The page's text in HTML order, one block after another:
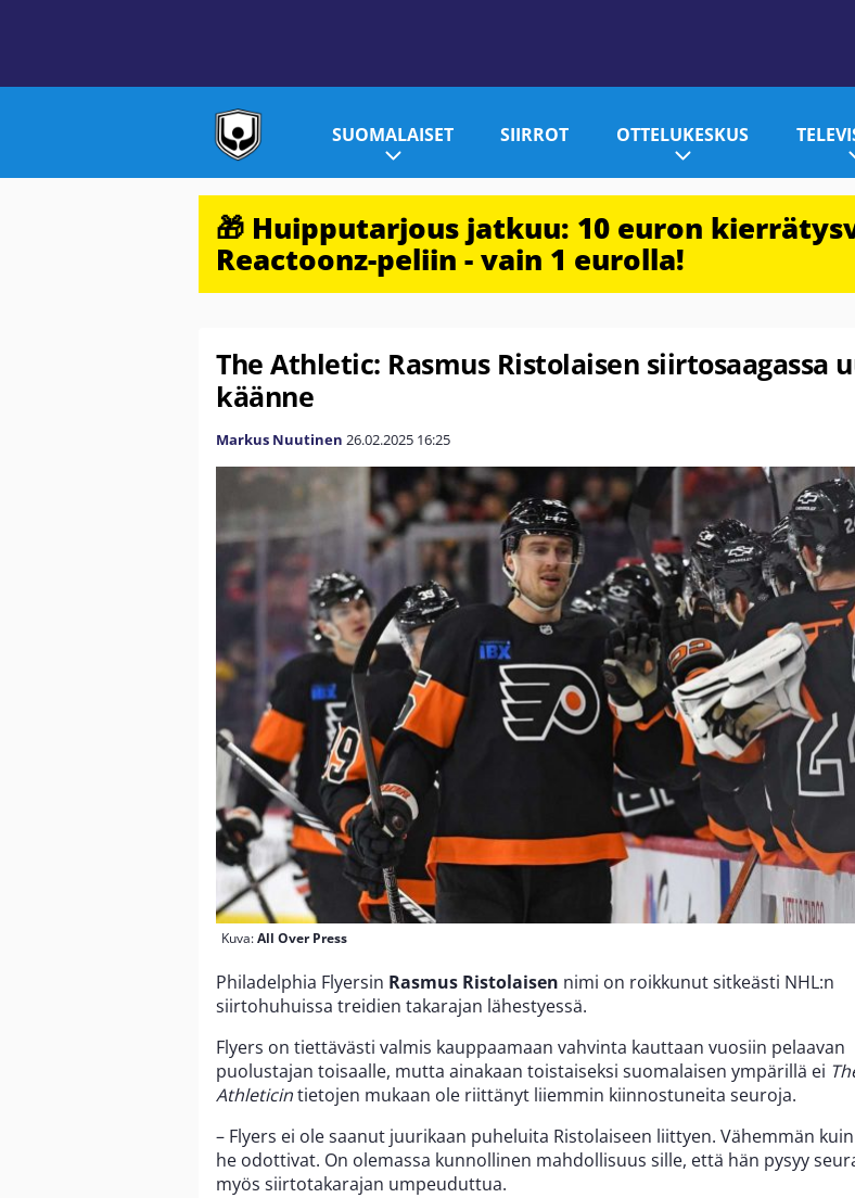
SUOMALAISET SIIRROT OTTELUKESKUS
🎁 Huipputarjous jatkuu: 10 euron
Reactoonz-peliin - vain 1 eurolla!
The Athletic: Rasmus Ristolaisen siirtosaagassa
käänne
Markus Nuutinen 26.02.2025 16:25
Kuva:All Over Press
Philadelphia Flyersin Rasmus Ristolaisen nimi on roikkunut sitkeästi NHL:n
siirtohuhuissa treidien takarajan lähestyessä.
Flyers on tiettävästi valmis kauppaamaan vahvinta kauttaan vuosiin pelaavan
puolustajan toisaalle, mutta ainakaan toistaiseksi suomalaisen ympärillä ei
Athleticintietojen mukaan ole riittänyt liiemmin kiinnostuneita seuroja.
– Flyers ei ole saanut juurikaan puheluita Ristolaiseen liittyen. Vähemmän
he odottivat. On olemassa kunnollinen mahdollisuus sille, että hän pysyy
myös siirtotakarajan umpeuduttua.